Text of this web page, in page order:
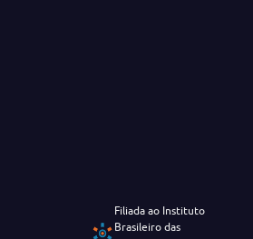
Filiada ao Instituto
Brasileiro das